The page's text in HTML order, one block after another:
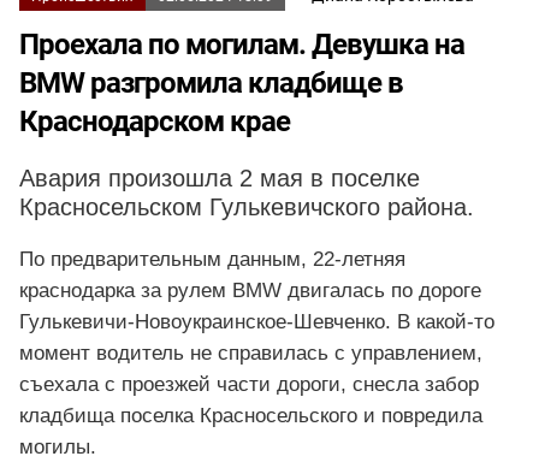
Проехала по могилам. Девушка на
BMW разгромила кладбище в
Краснодарском крае
Авария произошла 2 мая в поселке
Красносельском Гулькевичского района.
По предварительным данным, 22-летняя
краснодарка за рулем BMW двигалась по дороге
Гулькевичи-Новоукраинское-Шевченко. В какой-то
момент водитель не справилась с управлением,
съехала с проезжей части дороги, снесла забор
кладбища поселка Красносельского и повредила
могилы.